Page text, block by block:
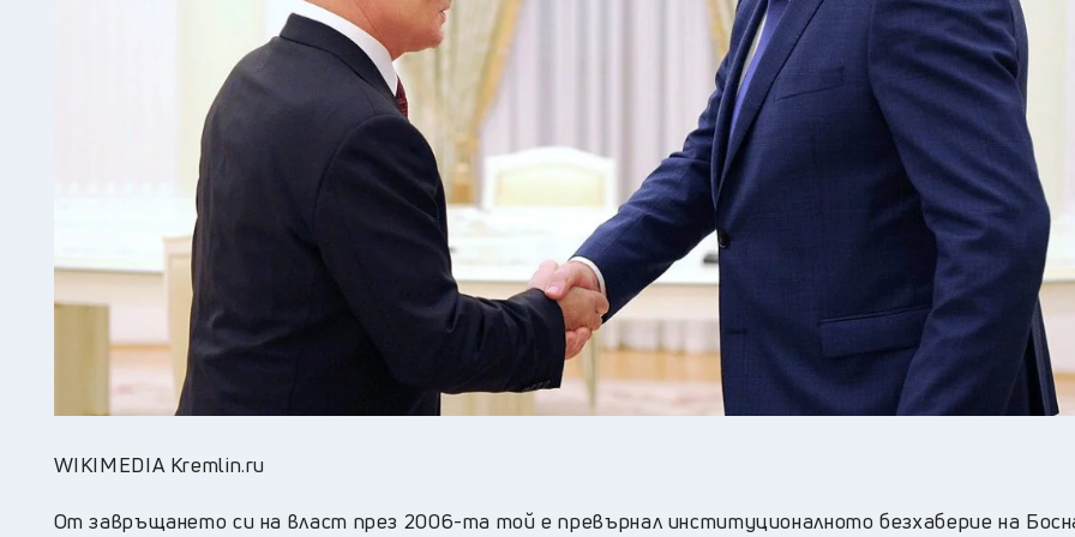
WIKIMEDIA Kremlin.ru
От завръщането си на власт през 2006-та той е превърнал институционалното безхаберие на